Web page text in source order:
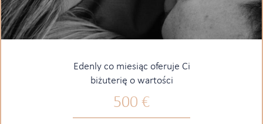
Edenly co miesiąc oferuje Ci
biżuterię o wartości
500 €